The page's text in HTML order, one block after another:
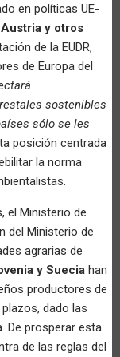
en políticas UE-
Austria y otros
de la EUDR,
de Europa del
sostenibles
sólo se les
posición centrada
la norma
el Ministerio de
del Ministerio de
agrarias de
y Suecia han
productores de
dado las
De prosperar esta
de las reglas del